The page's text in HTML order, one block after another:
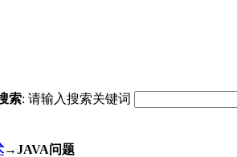
索: 请输入搜索关键词
→JAVA问题